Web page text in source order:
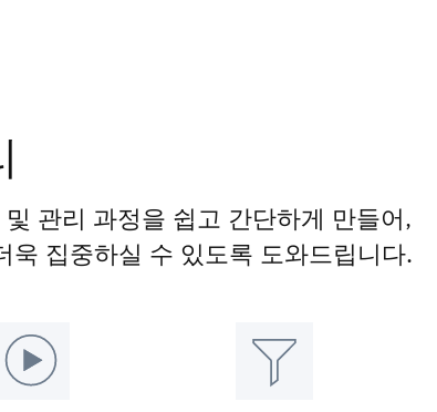
관리 과정을 쉽고 간단하게 만들어,
욱 집중하실 수 있도록 도와드립니다.